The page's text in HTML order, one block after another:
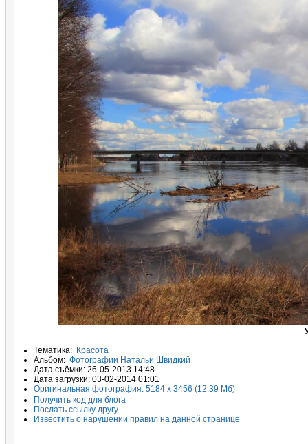
Тематика: Красота
Альбом: Фотографии Натальи Швидкий
Дата съёмки: 26-05-2013 14:48
Дата загрузки: 03-02-2014 01:01
Оригинальная фотография: 5184 x 3456 (12.39 Мб)
Получить код для блога
Послать ссылку другу
Известить о нарушении правил на данной странице